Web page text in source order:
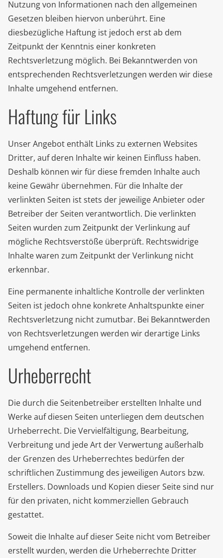
Nutzung von Informationen nach den allgemeinen
Gesetzen bleiben hiervon unberührt. Eine
diesbezügliche Haftung ist jedoch erst ab dem
Zeitpunkt der Kenntnis einer konkreten
Rechtsverletzung möglich. Bei Bekanntwerden von
entsprechenden Rechtsverletzungen werden wir diese
Inhalte umgehend entfernen.
Haftung für Links
Unser Angebot enthält Links zu externen Websites
Dritter, auf deren Inhalte wir keinen Einfluss haben.
Deshalb können wir für diese fremden Inhalte auch
keine Gewähr übernehmen. Für die Inhalte der
verlinkten Seiten ist stets der jeweilige Anbieter oder
Betreiber der Seiten verantwortlich. Die verlinkten
Seiten wurden zum Zeitpunkt der Verlinkung auf
mögliche Rechtsverstöße überprüft. Rechtswidrige
Inhalte waren zum Zeitpunkt der Verlinkung nicht
erkennbar.
Eine permanente inhaltliche Kontrolle der verlinkten
Seiten ist jedoch ohne konkrete Anhaltspunkte einer
Rechtsverletzung nicht zumutbar. Bei Bekanntwerden
von Rechtsverletzungen werden wir derartige Links
umgehend entfernen.
Urheberrecht
Die durch die Seitenbetreiber erstellten Inhalte und
Werke auf diesen Seiten unterliegen dem deutschen
Urheberrecht. Die Vervielfältigung, Bearbeitung,
Verbreitung und jede Art der Verwertung außerhalb
der Grenzen des Urheberrechtes bedürfen der
schriftlichen Zustimmung des jeweiligen Autors bzw.
Erstellers. Downloads und Kopien dieser Seite sind nur
für den privaten, nicht kommerziellen Gebrauch
gestattet.
Soweit die Inhalte auf dieser Seite nicht vom Betreiber
erstellt wurden, werden die Urheberrechte Dritter